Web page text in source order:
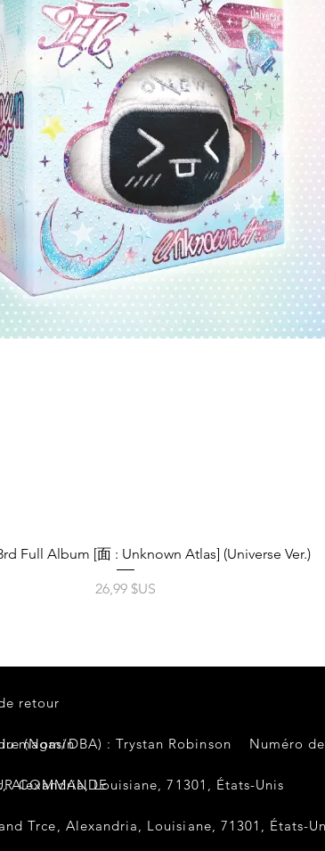
Aperçu rapide
Full Album [面 : Unknown Atlas] (Universe Ver.)
Prix
26,99 $US
(Nom/DBA) : Trystan Robinson Numéro
Alexandria, Louisiane, 71301, États-Unis
Trce, Alexandria, Louisiane, 71301, États-
retour
magasin
COMMANDE